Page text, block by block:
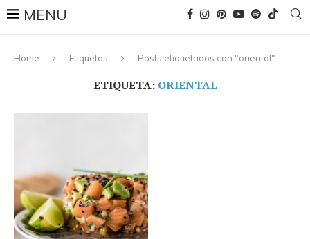
Home Etiquetas Posts etiquetados con "oriental"
ETIQUETA: ORIENTAL